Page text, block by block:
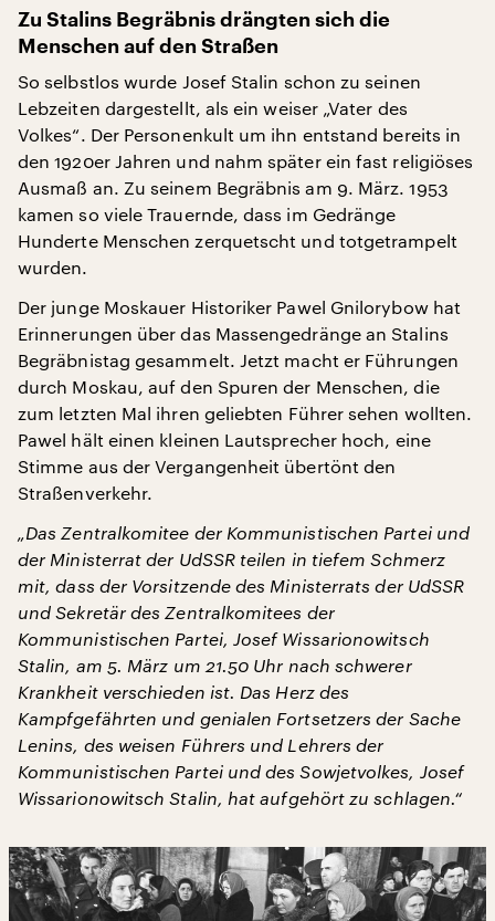
Zu Stalins Begräbnis drängten sich die
Menschen auf den Straßen
So selbstlos wurde Josef Stalin schon zu seinen
Lebzeiten dargestellt, als ein weiser „Vater des
Volkes“. Der Personenkult um ihn entstand bereits in
den 1920er Jahren und nahm später ein fast religiöses
Ausmaß an. Zu seinem Begräbnis am 9. März. 1953
kamen so viele Trauernde, dass im Gedränge
Hunderte Menschen zerquetscht und totgetrampelt
wurden.
Der junge Moskauer Historiker Pawel Gnilorybow hat
Erinnerungen über das Massengedränge an Stalins
Begräbnistag gesammelt. Jetzt macht er Führungen
durch Moskau, auf den Spuren der Menschen, die
zum letzten Mal ihren geliebten Führer sehen wollten.
Pawel hält einen kleinen Lautsprecher hoch, eine
Stimme aus der Vergangenheit übertönt den
Straßenverkehr.
„Das Zentralkomitee der Kommunistischen Partei und
der Ministerrat der UdSSR teilen in tiefem Schmerz
mit, dass der Vorsitzende des Ministerrats der UdSSR
und Sekretär des Zentralkomitees der
Kommunistischen Partei, Josef Wissarionowitsch
Stalin, am 5. März um 21.50 Uhr nach schwerer
Krankheit verschieden ist. Das Herz des
Kampfgefährten und genialen Fortsetzers der Sache
Lenins, des weisen Führers und Lehrers der
Kommunistischen Partei und des Sowjetvolkes, Josef
Wissarionowitsch Stalin, hat aufgehört zu schlagen.“